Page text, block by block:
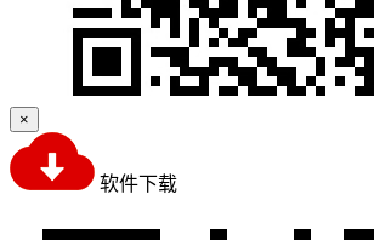
×
软件下载